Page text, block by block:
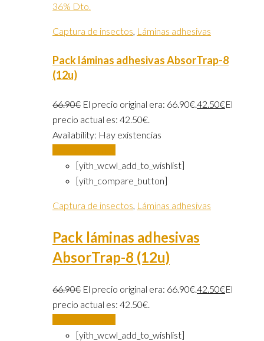
36% Dto.
Captura de insectos, Láminas adhesivas
Pack láminas adhesivas AbsorTrap-8
(12u)
66.90€ El precio original era: 66.90€.42.50€El
precio actual es: 42.50€.
Availability: Hay existencias
[yith_wcwl_add_to_wishlist]
[yith_compare_button]
Captura de insectos, Láminas adhesivas
Pack láminas adhesivas
AbsorTrap-8 (12u)
66.90€ El precio original era: 66.90€.42.50€El
precio actual es: 42.50€.
[yith_wcwl_add_to_wishlist]